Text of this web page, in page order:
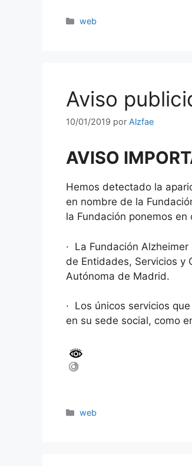
web
Aviso
10/01/2019 por Alzfae
AVISO
Hemos detectado la
en nombre de la
la Fundación ponemos
· La Fundación
de Entidades, Servicios y
Autónoma de Madrid.
· Los únicos servicios
en su sede social, como
web